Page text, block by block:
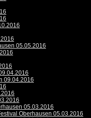
05.05.2016
09.04.2016
05.03.2016
Oberhausen 05.03.2016